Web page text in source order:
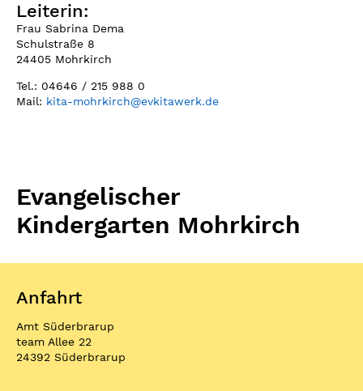
Leiterin:
Frau Sabrina Dema
Schulstraße 8
24405 Mohrkirch
Tel.: 04646 / 215 988 0
Mail: kita-mohrkirch@evkitawerk.de
Evangelischer
Kindergarten Mohrkirch
Anfahrt
Amt Süderbrarup
team Allee 22
24392 Süderbrarup